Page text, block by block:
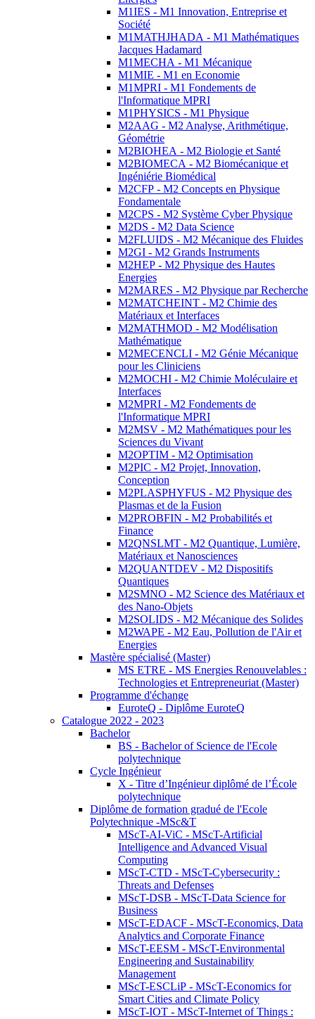
M1IES - M1 Innovation, Entreprise et
Société
M1MATHJHADA - M1 Mathématiques
Jacques Hadamard
M1MECHA - M1 Mécanique
M1MIE - M1 en Economie
M1MPRI - M1 Fondements de
l'Informatique MPRI
M1PHYSICS - M1 Physique
M2AAG - M2 Analyse, Arithmétique,
Géométrie
M2BIOHEA - M2 Biologie et Santé
M2BIOMECA - M2 Biomécanique et
Ingéniérie Biomédical
M2CFP - M2 Concepts en Physique
Fondamentale
M2CPS - M2 Système Cyber Physique
M2DS - M2 Data Science
M2FLUIDS - M2 Mécanique des Fluides
M2GI - M2 Grands Instruments
M2HEP - M2 Physique des Hautes
Energies
M2MARES - M2 Physique par Recherche
M2MATCHEINT - M2 Chimie des
Matériaux et Interfaces
M2MATHMOD - M2 Modélisation
Mathématique
M2MECENCLI - M2 Génie Mécanique
pour les Cliniciens
M2MOCHI - M2 Chimie Moléculaire et
Interfaces
M2MPRI - M2 Fondements de
l'Informatique MPRI
M2MSV - M2 Mathématiques pour les
Sciences du Vivant
M2OPTIM - M2 Optimisation
M2PIC - M2 Projet, Innovation,
Conception
M2PLASPHYFUS - M2 Physique des
Plasmas et de la Fusion
M2PROBFIN - M2 Probabilités et
Finance
M2QNSLMT - M2 Quantique, Lumière,
Matériaux et Nanosciences
M2QUANTDEV - M2 Dispositifs
Quantiques
M2SMNO - M2 Science des Matériaux et
des Nano-Objets
M2SOLIDS - M2 Mécanique des Solides
M2WAPE - M2 Eau, Pollution de l'Air et
Energies
Mastère spécialisé (Master)
MS ETRE - MS Energies Renouvelables :
Technologies et Entrepreneuriat (Master)
Programme d'échange
EuroteQ - Diplôme EuroteQ
Catalogue 2022 - 2023
Bachelor
BS - Bachelor of Science de l'Ecole
polytechnique
Cycle Ingénieur
X - Titre d’Ingénieur diplômé de l’École
polytechnique
Diplôme de formation gradué de l'Ecole
Polytechnique -MSc&T
MScT-AI-ViC - MScT-Artificial
Intelligence and Advanced Visual
Computing
MScT-CTD - MScT-Cybersecurity :
Threats and Defenses
MScT-DSB - MScT-Data Science for
Business
MScT-EDACF - MScT-Economics, Data
Analytics and Corporate Finance
MScT-EESM - MScT-Environmental
Engineering and Sustainability
Management
MScT-ESCLiP - MScT-Economics for
Smart Cities and Climate Policy
MScT-IOT - MScT-Internet of Things :